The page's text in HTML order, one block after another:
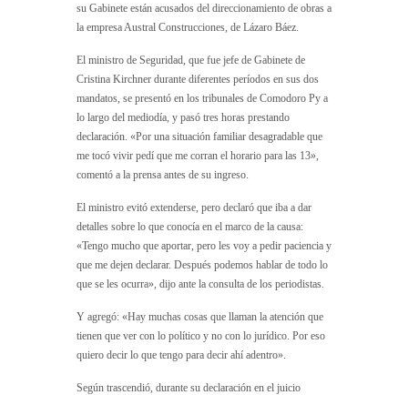
su Gabinete están acusados del direccionamiento de obras a
la empresa Austral Construcciones, de Lázaro Báez.
El ministro de Seguridad, que fue jefe de Gabinete de
Cristina Kirchner durante diferentes períodos en sus dos
mandatos, se presentó en los tribunales de Comodoro Py a
lo largo del mediodía, y pasó tres horas prestando
declaración. «Por una situación familiar desagradable que
me tocó vivir pedí que me corran el horario para las 13»,
comentó a la prensa antes de su ingreso.
El ministro evitó extenderse, pero declaró que iba a dar
detalles sobre lo que conocía en el marco de la causa:
«Tengo mucho que aportar, pero les voy a pedir paciencia y
que me dejen declarar. Después podemos hablar de todo lo
que se les ocurra», dijo ante la consulta de los periodistas.
Y agregó: «Hay muchas cosas que llaman la atención que
tienen que ver con lo político y no con lo jurídico. Por eso
quiero decir lo que tengo para decir ahí adentro».
Según trascendió, durante su declaración en el juicio